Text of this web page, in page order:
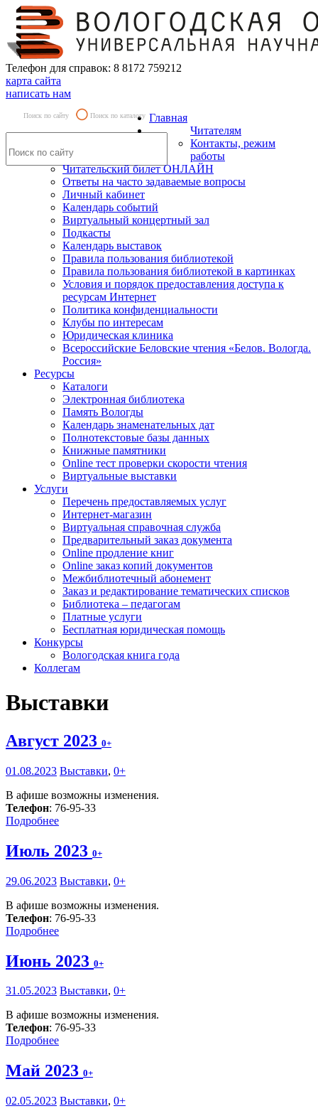
Телефон для справок: 8 8172 759212
карта сайта
написать нам
Поиск по сайту Поиск по каталогу Главная
Читателям
Контакты, режим
работы
Читательский билет ОНЛАЙН
Ответы на часто задаваемые вопросы
Личный кабинет
Календарь событий
Виртуальный концертный зал
Подкасты
Календарь выставок
Правила пользования библиотекой
Правила пользования библиотекой в картинках
Условия и порядок предоставления доступа к
ресурсам Интернет
Политика конфиденциальности
Клубы по интересам
Юридическая клиника
Всероссийские Беловские чтения «Белов. Вологда.
Россия»
Ресурсы
Каталоги
Электронная библиотека
Память Вологды
Календарь знаменательных дат
Полнотекстовые базы данных
Книжные памятники
Online тест проверки скорости чтения
Виртуальные выставки
Услуги
Перечень предоставляемых услуг
Интернет-магазин
Виртуальная справочная служба
Предварительный заказ документа
Online продление книг
Online заказ копий документов
Межбиблиотечный абонемент
Заказ и редактирование тематических списков
Библиотека – педагогам
Платные услуги
Бесплатная юридическая помощь
Конкурсы
Вологодская книга года
Коллегам
Выставки
Август 2023 0+
01.08.2023 Выставки, 0+
В афише возможны изменения.
Телефон: 76-95-33
Подробнее
Июль 2023 0+
29.06.2023 Выставки, 0+
В афише возможны изменения.
Телефон: 76-95-33
Подробнее
Июнь 2023 0+
31.05.2023 Выставки, 0+
В афише возможны изменения.
Телефон: 76-95-33
Подробнее
Май 2023 0+
02.05.2023 Выставки, 0+